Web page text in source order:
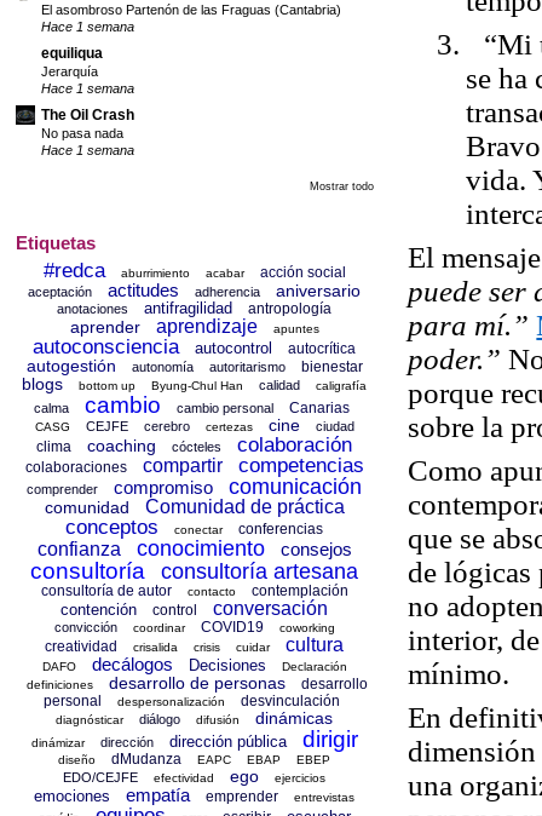
3.
“Mi
se ha
Bravo
vida.
El
puede ser
para mí.”
poder.”
porque
sobre la
Como
que se
de lógicas
no
interior,
mínimo.
En
una
El asombroso Partenón de las Fraguas (Cantabria)
Hace 1 semana
equiliqua
Jerarquía
Hace 1 semana
The Oil Crash
No pasa nada
Hace 1 semana
Mostrar todo
Etiquetas
#redca aburrimiento acabar acción social
aceptación actitudes adherencia aniversario
anotaciones antifragilidad antropología
aprender aprendizaje apuntes
autoconsciencia autocontrol autocrítica
autogestión autonomía autoritarismo bienestar
blogs bottom up Byung-Chul Han calidad caligrafía
calma cambio cambio personal Canarias
CASG CEJFE cerebro certezas cine ciudad
clima coaching cócteles colaboración
colaboraciones compartir competencias
comprender compromiso comunicación
comunidad Comunidad de práctica
conceptos conectar conferencias
confianza conocimiento consejos
consultoría consultoría artesana
consultoría de autor contacto contemplación
contención control conversación
convicción coordinar COVID19 coworking
creatividad crisalida crisis cuidar cultura
DAFO decálogos Decisiones
Declaración
definiciones
desarrollo de personas
desarrollo
personal
despersonalización desvinculación
diagnósticar diálogo difusión dinámicas
dinámizar dirección dirección pública dirigir
diseño dMudanza EAPC EBAP EBEP
EDO/CEJFE efectividad ego ejercicios
emociones empatía emprender
entrevistas